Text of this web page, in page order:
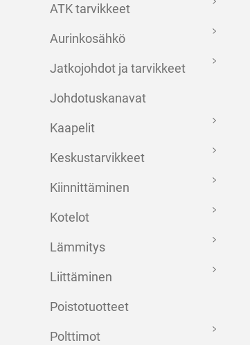
ATK tarvikkeet
Aurinkosähkö
Jatkojohdot ja tarvikkeet
Johdotuskanavat
Kaapelit
Keskustarvikkeet
Kiinnittäminen
Kotelot
Lämmitys
Liittäminen
Poistotuotteet
Polttimot